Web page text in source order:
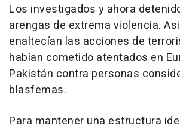
Los investigados y ahora
arengas de extrema violencia.
enaltecían las acciones de
habían cometido atentados en
Pakistán contra personas
blasfemas.
Para mantener una estructura